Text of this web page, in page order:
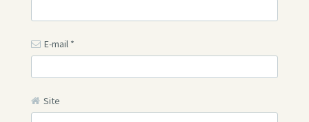
E-mail *
Site